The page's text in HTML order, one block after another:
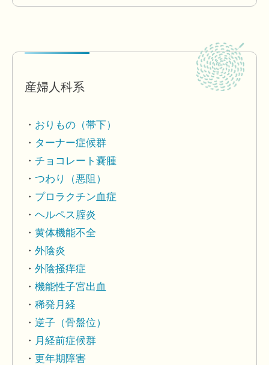
産婦人科系
おりもの（帯下）
ターナー症候群
チョコレート嚢腫
つわり（悪阻）
プロラクチン血症
ヘルペス腟炎
黄体機能不全
外陰炎
外陰掻痒症
機能性子宮出血
稀発月経
逆子（骨盤位）
月経前症候群
更年期障害